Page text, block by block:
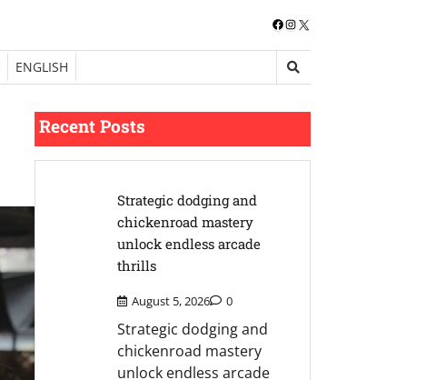
Facebook
Instagram
X
ENGLISH
Recent Posts
Strategic dodging and
chickenroad mastery
unlock endless arcade
thrills
August 5, 2026 0
Strategic dodging and
chickenroad mastery
unlock endless arcade